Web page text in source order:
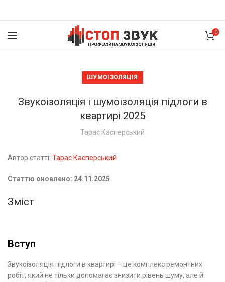
0
ШУМОІЗОЛЯЦІЯ
Звукоізоляція і шумоізоляція підлоги в
квартирі 2025
Тарас Касперський
Автор статті: Тарас Касперський
Статтю оновлено: 24.11.2025
Зміст
Вступ
Звукоізоляція підлоги в квартирі – це комплекс ремонтних
робіт, який не тільки допомагає знизити рівень шуму, але й